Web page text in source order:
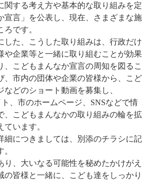
関する考え方や基本的な取り組みを定
宣言」を公表し、現在、さまざまな施
です。
した、こうした取り組みは、行政だけ
や企業等と一緒に取り組むことが効果
、こどもまんなか宣言の周知を図るこ
、市内の団体や企業の皆様から、こど
などのショート動画を募集し、
、市のホームページ、SNSなどで情
、こどもまんなかの取り組みの輪を拡
います。
細につきましては、別添のチラシに記
り、大いなる可能性を秘めたかけがえ
の皆様と一緒に、こども達をしっかり